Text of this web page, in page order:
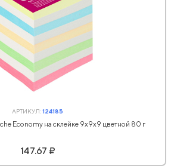
АРТИКУЛ:124185
Economy на склейке 9х9х9 цветной 80 г
147.67 ₽